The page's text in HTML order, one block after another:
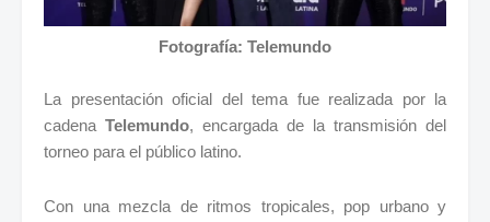
Fotografía: Telemundo
La presentación oficial del tema fue realizada por la
cadena Telemundo, encargada de la transmisión del
torneo para el público latino.
Con una mezcla de ritmos tropicales, pop urbano y